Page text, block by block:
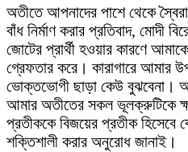
অতীতে আপনাদের পাশে থেকে
বাঁধ নির্মাণ করার প্রতিবাদ, মোদী
জোটের প্রার্থী হওয়ার কারণে
গ্রেফতার করে। কারাগারে আমার
ভোক্তভোগী ছাড়া কেউ বুঝবেনা।
আমার অতীতের সকল ভূলক্রুটিকে
প্রতীককে বিজয়ের প্রতীক হিসেবে
শক্তিশালী করার অনুরোধ জানাই।